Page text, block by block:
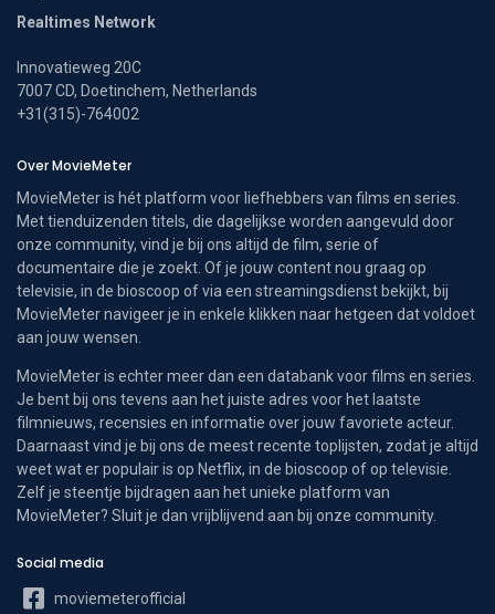
Realtimes Network
Innovatieweg 20C
7007 CD, Doetinchem, Netherlands
+31(315)-764002
Over MovieMeter
MovieMeter is hét platform voor liefhebbers van films en series.
Met tienduizenden titels, die dagelijkse worden aangevuld door
onze community, vind je bij ons altijd de film, serie of
documentaire die je zoekt. Of je jouw content nou graag op
televisie, in de bioscoop of via een streamingsdienst bekijkt, bij
MovieMeter navigeer je in enkele klikken naar hetgeen dat voldoet
aan jouw wensen.
MovieMeter is echter meer dan een databank voor films en series.
Je bent bij ons tevens aan het juiste adres voor het laatste
filmnieuws, recensies en informatie over jouw favoriete acteur.
Daarnaast vind je bij ons de meest recente toplijsten, zodat je altijd
weet wat er populair is op Netflix, in de bioscoop of op televisie.
Zelf je steentje bijdragen aan het unieke platform van
MovieMeter? Sluit je dan vrijblijvend aan bij onze community.
Social media
moviemeterofficial